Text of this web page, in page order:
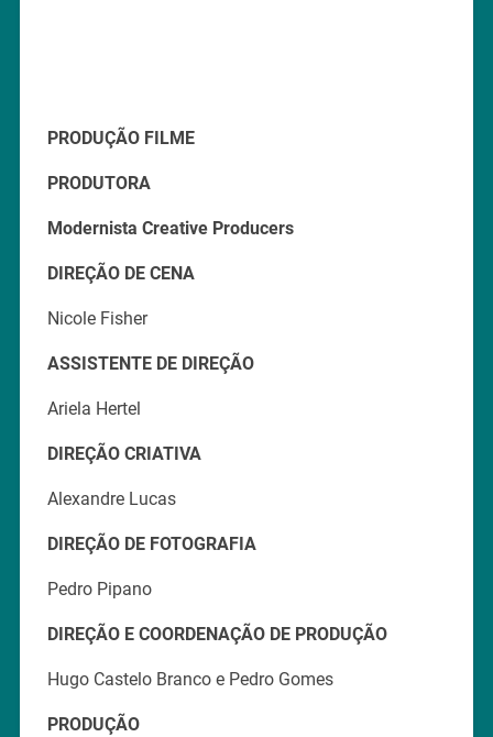
PRODUÇÃO FILME
PRODUTORA
Modernista Creative Producers
DIREÇÃO DE CENA
Nicole Fisher
ASSISTENTE DE DIREÇÃO
Ariela Hertel
DIREÇÃO CRIATIVA
Alexandre Lucas
DIREÇÃO DE FOTOGRAFIA
Pedro Pipano
DIREÇÃO E COORDENAÇÃO DE PRODUÇÃO
Hugo Castelo Branco e Pedro Gomes
PRODUÇÃO